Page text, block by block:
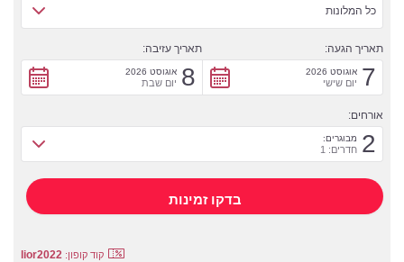
כל המלונות
תאריך הגעה:
7 אוגוסט 2026
יום שישי
תאריך עזיבה:
8 אוגוסט 2026
יום שבת
אורחים:
2 מבוגרים:
חדרים: 1
קוד קופון: lior2022